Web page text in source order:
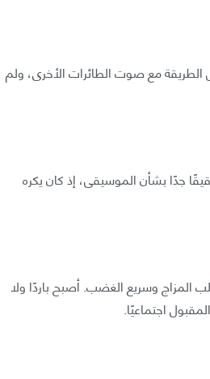
الطريقة مع صوت الطائرات الأخرى، ولم
جدًا بشأن الموسيقى، إذ كان يكره
وسريع الغضب. أصبح باردًا ولا
اجتماعيًا.